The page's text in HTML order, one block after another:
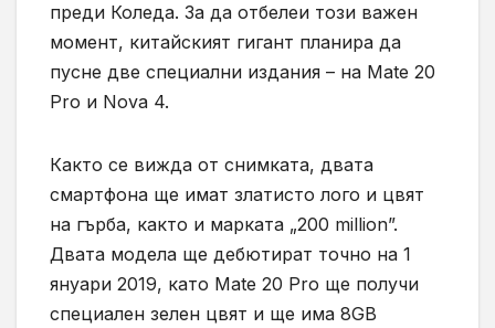
преди Коледа. За да отбелеи този важен
момент, китайският гигант планира да
пусне две специални издания – на Mate 20
Pro и Nova 4.
Както се вижда от снимката, двата
смартфона ще имат златисто лого и цвят
на гърба, както и марката „200 million”.
Двата модела ще дебютират точно на 1
януари 2019, като Mate 20 Pro ще получи
специален зелен цвят и ще има 8GB